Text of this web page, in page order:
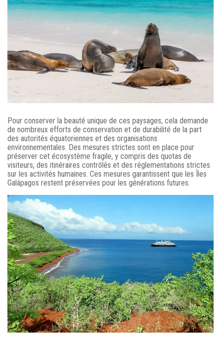
Pour conserver la beauté unique de ces paysages, cela demande
de nombreux efforts de conservation et de durabilité de la part
des autorités équatoriennes et des organisations
environnementales. Des mesures strictes sont en place pour
préserver cet écosystème fragile, y compris des quotas de
visiteurs, des itinéraires contrôlés et des réglementations strictes
sur les activités humaines. Ces mesures garantissent que les Îles
Galápagos restent préservées pour les générations futures.